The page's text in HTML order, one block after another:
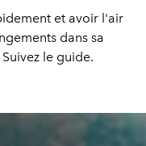
et avoir l'air
dans sa
le guide.